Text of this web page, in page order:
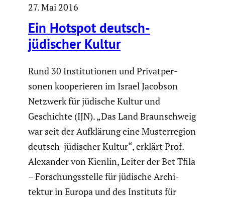
27. Mai 2016
Ein Hotspot deutsch-
jüdischer Kultur
Rund 30 Insti­tu­tionen und Privat­per­
sonen koope­rieren im Israel Jacobson
Netzwerk für jüdische Kultur und
Geschichte (IJN). „Das Land Braun­schweig
war seit der Aufklä­rung eine Muster­re­gion
deutsch-jüdischer Kultur“, erklärt Prof.
Alexander von Kienlin, Leiter der Bet Tfila
– Forschungs­stelle für jüdische Archi­
tektur in Europa und des Instituts für